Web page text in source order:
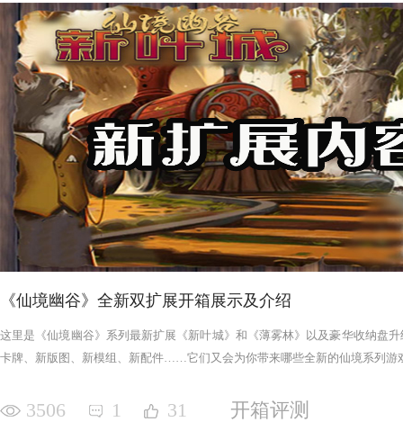
《仙境幽谷》全新双扩展开箱展示及介绍
这里是《仙境幽谷》系列最新扩展《新叶城》和《薄雾林》以及豪华收纳盘
卡牌、新版图、新模组、新配件……它们又会为你带来哪些全新的仙境系列游
3506 1 31 开箱评测